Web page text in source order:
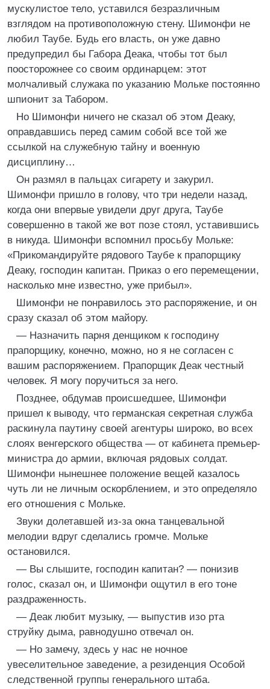
мускулистое тело, уставился безразличным
взглядом на противоположную стену. Шимонфи не
любил Таубе. Будь его власть, он уже давно
предупредил бы Габора Деака, чтобы тот был
поосторожнее со своим ординарцем: этот
молчаливый служака по указанию Мольке постоянно
шпионит за Табором.
Но Шимонфи ничего не сказал об этом Деаку,
оправдавшись перед самим собой все той же
ссылкой на служебную тайну и военную
дисциплину…
Он размял в пальцах сигарету и закурил.
Шимонфи пришло в голову, что три недели назад,
когда они впервые увидели друг друга, Таубе
совершенно в такой же вот позе стоял, уставившись
в никуда. Шимонфи вспомнил просьбу Мольке:
«Прикомандируйте рядового Таубе к прапорщику
Деаку, господин капитан. Приказ о его перемещении,
насколько мне известно, уже прибыл».
Шимонфи не понравилось это распоряжение, и он
сразу сказал об этом майору.
— Назначить парня денщиком к господину
прапорщику, конечно, можно, но я не согласен с
вашим распоряжением. Прапорщик Деак честный
человек. Я могу поручиться за него.
Позднее, обдумав происшедшее, Шимонфи
пришел к выводу, что германская секретная служба
раскинула паутину своей агентуры широко, во всех
слоях венгерского общества — от кабинета премьер-
министра до армии, включая рядовых солдат.
Шимонфи нынешнее положение вещей казалось
чуть ли не личным оскорблением, и это определяло
его отношения с Мольке.
Звуки долетавшей из-за окна танцевальной
мелодии вдруг сделались громче. Мольке
остановился.
— Вы слышите, господин капитан? — понизив
голос, сказал он, и Шимонфи ощутил в его тоне
раздраженность.
— Деак любит музыку, — выпустив изо рта
струйку дыма, равнодушно отвечал он.
— Но замечу, здесь у нас не ночное
увеселительное заведение, а резиденция Особой
следственной группы генерального штаба.